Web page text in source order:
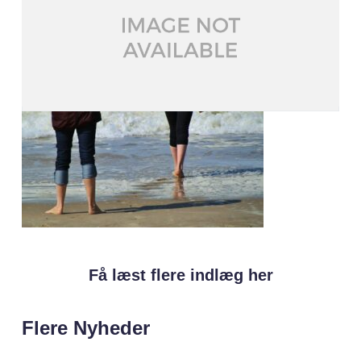
Få læst flere indlæg her
Flere Nyheder